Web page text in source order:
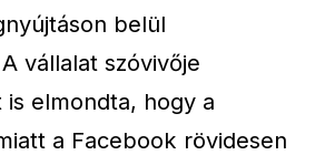
belül
vállalat szóvivője
elmondta, hogy a
a Facebook rövidesen